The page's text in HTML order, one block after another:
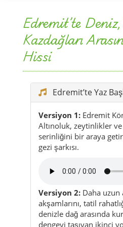
Edremit’te Yaz
Versiyon 1:
Altınoluk, zeytinlikler ve
serinliğini bir araya
gezi şarkısı.
Versiyon 2:Daha uzun
akşamlarını, tatil
dengeyi taşıyan ikinci
Şarkı